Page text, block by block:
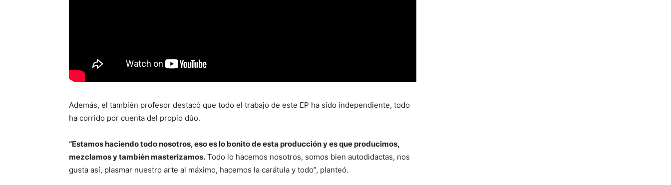
Además, el también profesor destacó que todo el trabajo de este EP ha sido independiente, todo
ha corrido por cuenta del propio dúo.
“Estamos haciendo todo nosotros, eso es lo bonito de esta producción y es que producimos,
mezclamos y también masterizamos. Todo lo hacemos nosotros, somos bien autodidactas, nos
gusta así, plasmar nuestro arte al máximo, hacemos la carátula y todo”, planteó.